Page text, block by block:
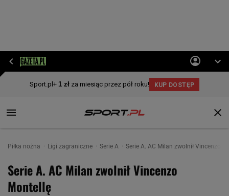
Piłka nożna Ligi zagraniczne Serie A Serie A. AC Milan zwolnił Vincenzo
Serie A. AC Milan zwolnił Vincenzo
Montellę